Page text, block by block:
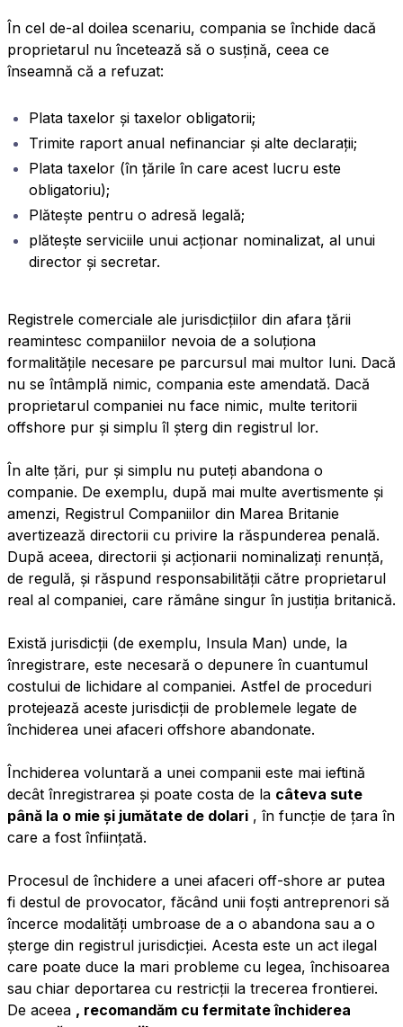
În cel de-al doilea scenariu, compania se închide dacă
proprietarul nu încetează să o susțină, ceea ce
înseamnă că a refuzat:
Plata taxelor și taxelor obligatorii;
Trimite raport anual nefinanciar și alte declarații;
Plata taxelor (în țările în care acest lucru este
obligatoriu);
Plătește pentru o adresă legală;
plătește serviciile unui acționar nominalizat, al unui
director și secretar.
Registrele comerciale ale jurisdicțiilor din afara țării
reamintesc companiilor nevoia de a soluționa
formalitățile necesare pe parcursul mai multor luni. Dacă
nu se întâmplă nimic, compania este amendată. Dacă
proprietarul companiei nu face nimic, multe teritorii
offshore pur și simplu îl șterg din registrul lor.
În alte țări, pur și simplu nu puteți abandona o
companie. De exemplu, după mai multe avertismente și
amenzi, Registrul Companiilor din Marea Britanie
avertizează directorii cu privire la răspunderea penală.
După aceea, directorii și acționarii nominalizați renunță,
de regulă, și răspund responsabilității către proprietarul
real al companiei, care rămâne singur în justiția britanică.
Există jurisdicții (de exemplu, Insula Man) unde, la
înregistrare, este necesară o depunere în cuantumul
costului de lichidare al companiei. Astfel de proceduri
protejează aceste jurisdicții de problemele legate de
închiderea unei afaceri offshore abandonate.
Închiderea voluntară a unei companii este mai ieftină
decât înregistrarea și poate costa de la câteva sute
până la o mie și jumătate de dolari , în funcție de țara în
care a fost înființată.
Procesul de închidere a unei afaceri off-shore ar putea
fi destul de provocator, făcând unii foști antreprenori să
încerce modalități umbroase de a o abandona sau a o
șterge din registrul jurisdicției. Acesta este un act ilegal
care poate duce la mari probleme cu legea, închisoarea
sau chiar deportarea cu restricții la trecerea frontierei.
De aceea , recomandăm cu fermitate închiderea